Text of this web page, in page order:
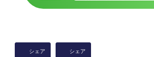
シェア シェア